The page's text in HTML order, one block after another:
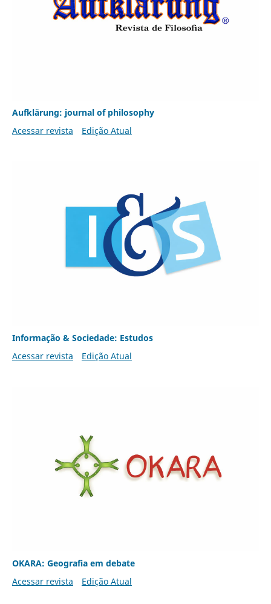
Aufklärung: journal of philosophy
Acessar revista
Edição Atual
Informação & Sociedade: Estudos
Acessar revista
Edição Atual
OKARA: Geografia em debate
Acessar revista
Edição Atual